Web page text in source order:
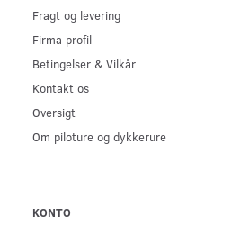
Fragt og levering
Firma profil
Betingelser & Vilkår
Kontakt os
Oversigt
Om piloture og dykkerure
KONTO